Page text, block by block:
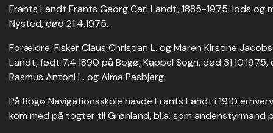
Frants Landt Frants Georg Carl Landt, 1885-1975, lods og
Nysted, død 21.4.1975.
Forældre: Fisker Claus Christian L. og Maren Kirstine
Landt, født 7.4.1890 på Bogø, Kappel Sogn, død
Rasmus Antoni L. og Alma Pasbjerg.
På Bogø Navigationsskole havde Frants Landt i 1910
kom med på togter til Grønland, bl.a. som andenstyrmand